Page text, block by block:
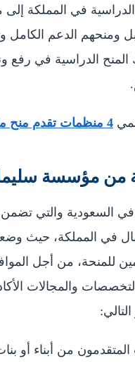
في المملكة
ومنحهم الدعم الكامل
المنح الدراسية في رفع
4 منظمات تقدم منح مالية في الأردن وتسليمها فوري
من مؤسسة
في السعودية والتي
في المملكة، حيث
للمنحة، من أجل
والمجالات
من أبناء أو